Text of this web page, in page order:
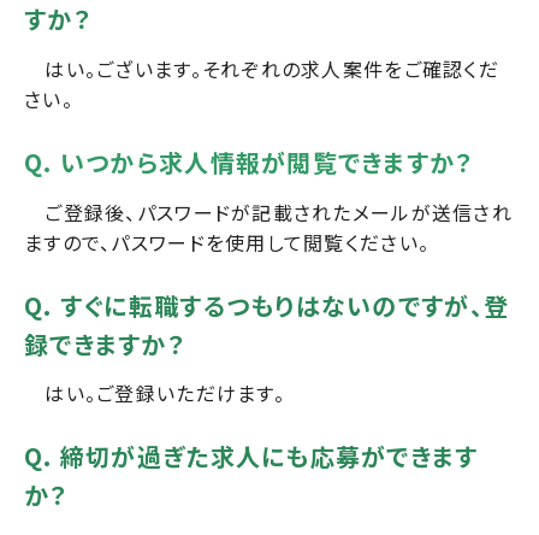
すか？
はい。ございます。それぞれの求人案件をご確認くだ
さい。
Q. いつから求人情報が閲覧できますか？
ご登録後、パスワードが記載されたメールが送信され
ますので、パスワードを使用して閲覧ください。
Q. すぐに転職するつもりはないのですが、登
録できますか？
はい。ご登録いただけます。
Q. 締切が過ぎた求人にも応募ができます
か？